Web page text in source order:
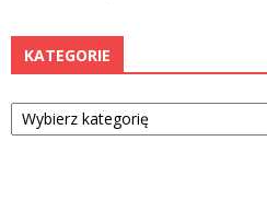
KATEGORIE
Kategorie